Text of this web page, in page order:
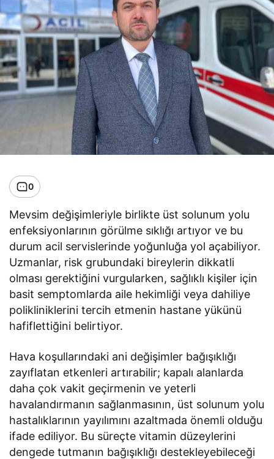
0
Mevsim değişimleriyle birlikte üst solunum yolu
enfeksiyonlarının görülme sıklığı artıyor ve bu
durum acil servislerinde yoğunluğa yol açabiliyor.
Uzmanlar, risk grubundaki bireylerin dikkatli
olması gerektiğini vurgularken, sağlıklı kişiler için
basit semptomlarda aile hekimliği veya dahiliye
polikliniklerini tercih etmenin hastane yükünü
hafiflettiğini belirtiyor.
Hava koşullarındaki ani değişimler bağışıklığı
zayıflatan etkenleri artırabilir; kapalı alanlarda
daha çok vakit geçirmenin ve yeterli
havalandırmanın sağlanmasının, üst solunum yolu
hastalıklarının yayılımını azaltmada önemli olduğu
ifade ediliyor. Bu süreçte vitamin düzeylerini
dengede tutmanın bağışıklığı destekleyebileceği